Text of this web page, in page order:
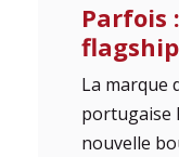
Parfois
La marque
portugaise
nouvelle